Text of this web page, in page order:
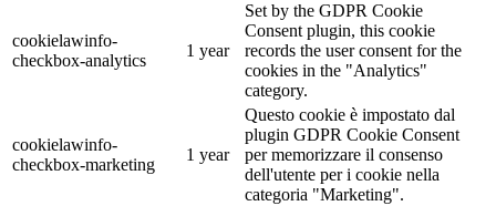
cookielawinfo-
checkbox-analytics
1 year
Set by the GDPR Cookie
Consent plugin, this cookie
records the user consent for the
cookies in the "Analytics"
category.
cookielawinfo-
checkbox-marketing
1 year
Questo cookie è impostato dal
plugin GDPR Cookie Consent
per memorizzare il consenso
dell'utente per i cookie nella
categoria "Marketing".